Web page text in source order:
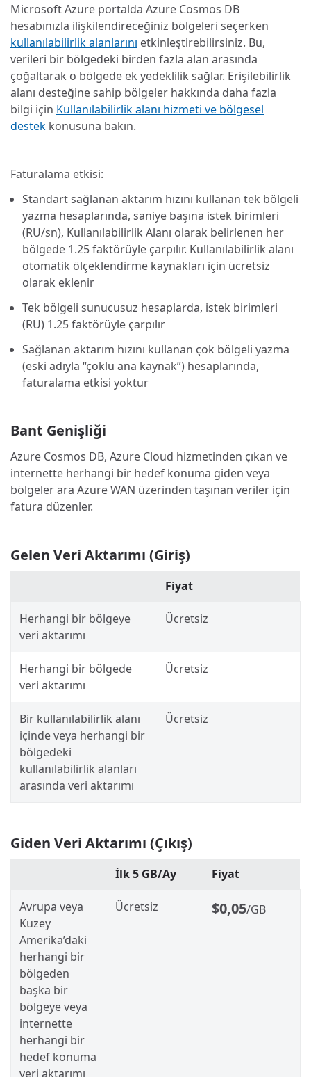
Microsoft Azure portalda Azure Cosmos DB
hesabınızla ilişkilendireceğiniz bölgeleri seçerken
kullanılabilirlik alanlarını etkinleştirebilirsiniz. Bu,
verileri bir bölgedeki birden fazla alan arasında
çoğaltarak o bölgede ek yedeklilik sağlar. Erişilebilirlik
alanı desteğine sahip bölgeler hakkında daha fazla
bilgi için Kullanılabilirlik alanı hizmeti ve bölgesel
destek konusuna bakın.
Faturalama etkisi:
Standart sağlanan aktarım hızını kullanan tek bölgeli
yazma hesaplarında, saniye başına istek birimleri
(RU/sn), Kullanılabilirlik Alanı olarak belirlenen her
bölgede 1.25 faktörüyle çarpılır. Kullanılabilirlik alanı
otomatik ölçeklendirme kaynakları için ücretsiz
olarak eklenir
Tek bölgeli sunucusuz hesaplarda, istek birimleri
(RU) 1.25 faktörüyle çarpılır
Sağlanan aktarım hızını kullanan çok bölgeli yazma
(eski adıyla “çoklu ana kaynak”) hesaplarında,
faturalama etkisi yoktur
Bant Genişliği
Azure Cosmos DB, Azure Cloud hizmetinden çıkan ve
internette herhangi bir hedef konuma giden veya
bölgeler ara Azure WAN üzerinden taşınan veriler için
fatura düzenler.
Gelen Veri Aktarımı (Giriş)
Fiyat
Herhangi bir bölgeye
veri aktarımı
Ücretsiz
Herhangi bir bölgede
veri aktarımı
Ücretsiz
Bir kullanılabilirlik alanı
içinde veya herhangi bir
bölgedeki
kullanılabilirlik alanları
arasında veri aktarımı
Ücretsiz
Giden Veri Aktarımı (Çıkış)
İlk 5 GB/Ay Fiyat
Avrupa veya
Kuzey
Amerika’daki
herhangi bir
bölgeden
başka bir
bölgeye veya
internette
herhangi bir
hedef konuma
veri aktarımı
Ücretsiz $0,05/GB